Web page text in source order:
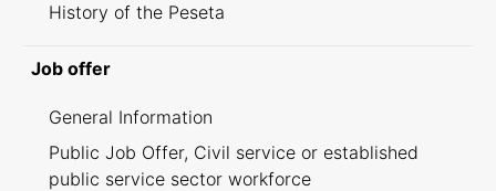
History of the Peseta
Job offer
General Information
Public Job Offer, Civil service or established
public service sector workforce